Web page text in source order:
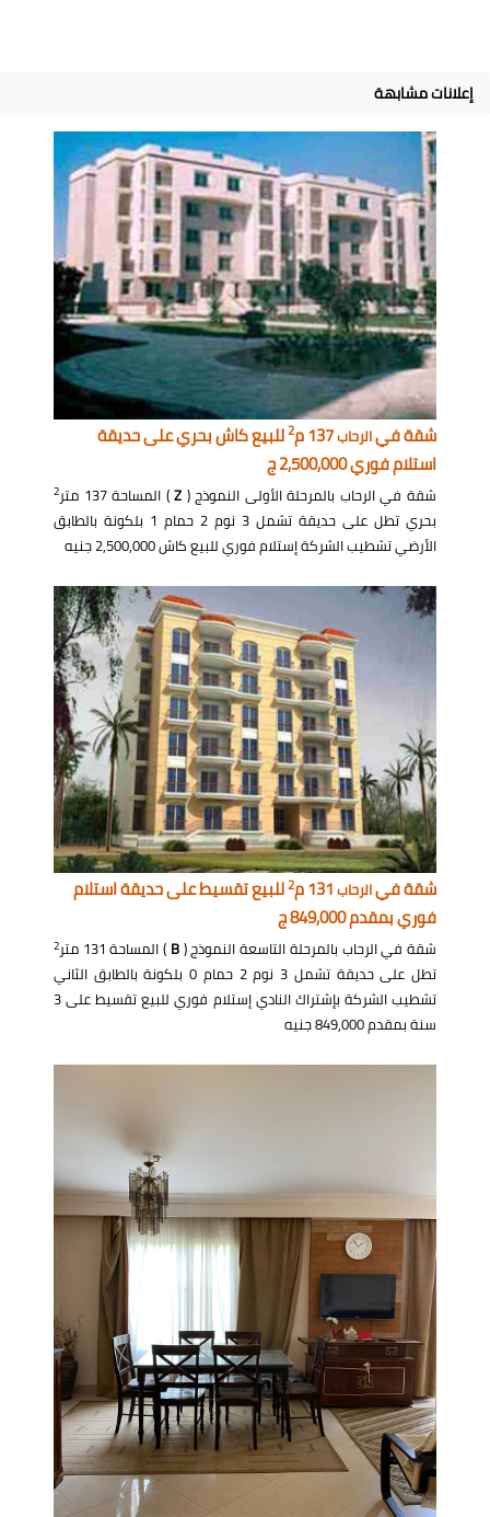
إعلانات مشابهة
شقة فيالرحاب 2للبيع كاش بحري على حديقة
استلام فوري 2,500,000 ج
شقة في الرحاب بالمرحلة الأولى النموذج ( Z) المساحة 137 متر 2
بحري تطل على حديقة تشمل 3 نوم 2 حمام 1 بلكونة بالطابق
الأرضي تشطيب الشركة إستلام فوري للبيع كاش 2,500,000 جنيه
شقة فيالرحاب 2للبيع تقسيط على حديقة استلام
فوري بمقدم 849,000 ج
شقة في الرحاب بالمرحلة التاسعة النموذج (B ) المساحة 131 متر 2
تطل على حديقة تشمل 3 نوم 2 حمام 0 بلكونة بالطابق الثاني
تشطيب الشركة بإشتراك النادي إستلام فوري للبيع تقسيط على 3
سنة بمقدم 849,000 جنيه